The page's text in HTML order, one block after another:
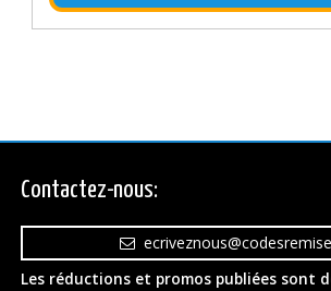
Contactez-nous:
Les réductions et promos publiées sont